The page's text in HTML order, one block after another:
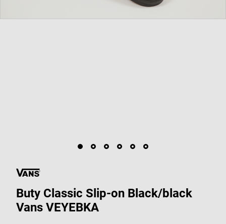
Buty Classic Slip-on Black/black
Vans VEYEBKA